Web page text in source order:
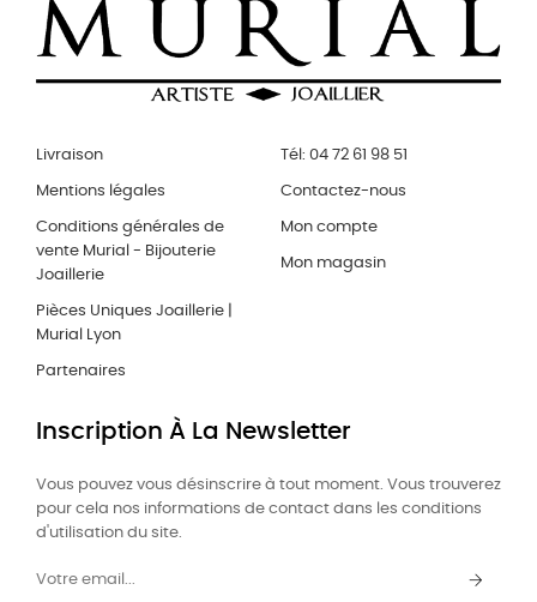
Livraison
Mentions légales
Conditions générales de
vente Murial - Bijouterie
Joaillerie
Pièces Uniques Joaillerie |
Murial Lyon
Partenaires
Tél: 04 72 61 98 51
Contactez-nous
Mon compte
Mon magasin
Inscription À La Newsletter
Vous pouvez vous désinscrire à tout moment. Vous trouverez
pour cela nos informations de contact dans les conditions
d'utilisation du site.